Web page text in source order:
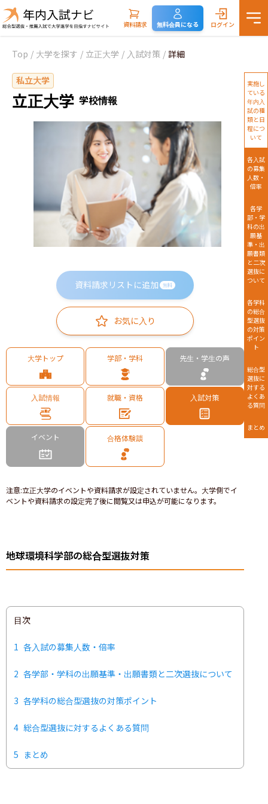
資料請求 無料会員になる ログイン
Top / 大学を探す / 立正大学 / 入試対策 / 詳細
私立大学
立正大学 学校情報
資料請求リストに追加 無料
お気に入り
大学トップ 学部・学科 先生・学生の声
入試情報 就職・資格 入試対策
イベント 合格体験談
注意:立正大学のイベントや資料請求が設定されていません。大学側でイ
ベントや資料請求の設定完了後に閲覧又は申込が可能になります。
地球環境科学部の総合型選抜対策
目次
1 各入試の募集人数・倍率
2 各学部・学科の出願基準・出願書類と二次選抜について
3 各学科の総合型選抜の対策ポイント
4 総合型選抜に対するよくある質問
5 まとめ
実施し
ている
年内入
試の種
類と日
程につ
いて
各入試
の募集
人数・
倍率
各学
部・学
科の出
願基
準・出
願書類
と二次
選抜に
ついて
各学科
の総合
型選抜
の対策
ポイン
ト
総合型
選抜に
対する
よくあ
る質問
まとめ